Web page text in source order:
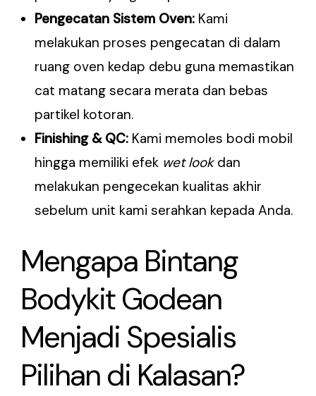
Pengecatan Sistem Oven: Kami
melakukan proses pengecatan di dalam
ruang oven kedap debu guna memastikan
cat matang secara merata dan bebas
partikel kotoran.
Finishing & QC: Kami memoles bodi mobil
hingga memiliki efek wet lookdan
melakukan pengecekan kualitas akhir
sebelum unit kami serahkan kepada Anda.
Mengapa Bintang
Bodykit Godean
Menjadi Spesialis
Pilihan di Kalasan?